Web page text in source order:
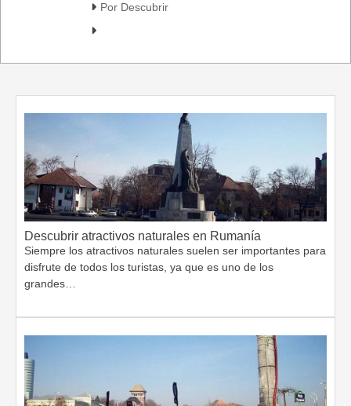
Por Descubrir
Descubrir atractivos naturales en Rumanía
Siempre los atractivos naturales suelen ser importantes para
disfrute de todos los turistas, ya que es uno de los
grandes…